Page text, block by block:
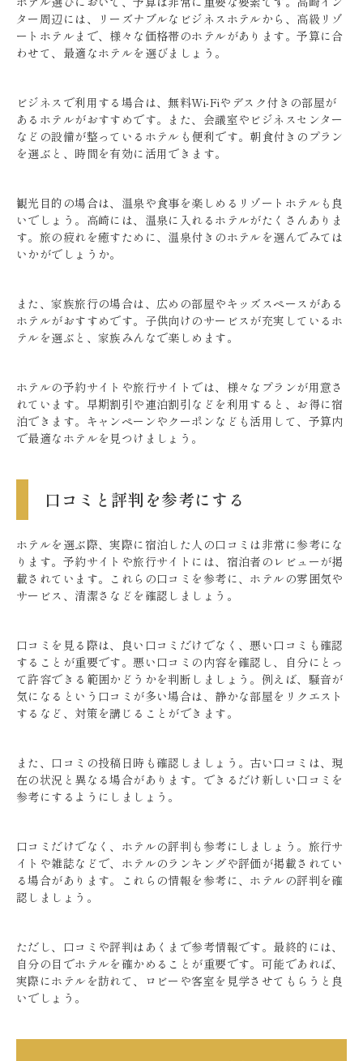
ター周辺には、リーズナブルなビジネスホテルから、高級リゾ
ートホテルまで、様々な価格帯のホテルがあります。予算に合
わせて、最適なホテルを選びましょう。
ビジネスで利用する場合は、無料Wi-Fiやデスク付きの部屋が
あるホテルがおすすめです。また、会議室やビジネスセンター
などの設備が整っているホテルも便利です。朝食付きのプラン
を選ぶと、時間を有効に活用できます。
観光目的の場合は、温泉や食事を楽しめるリゾートホテルも良
いでしょう。高崎には、温泉に入れるホテルがたくさんありま
す。旅の疲れを癒すために、温泉付きのホテルを選んでみては
いかがでしょうか。
また、家族旅行の場合は、広めの部屋やキッズスペースがある
ホテルがおすすめです。子供向けのサービスが充実しているホ
テルを選ぶと、家族みんなで楽しめます。
ホテルの予約サイトや旅行サイトでは、様々なプランが用意さ
れています。早期割引や連泊割引などを利用すると、お得に宿
泊できます。キャンペーンやクーポンなども活用して、予算内
で最適なホテルを見つけましょう。
口コミと評判を参考にする
ホテルを選ぶ際、実際に宿泊した人の口コミは非常に参考にな
ります。予約サイトや旅行サイトには、宿泊者のレビューが掲
載されています。これらの口コミを参考に、ホテルの雰囲気や
サービス、清潔さなどを確認しましょう。
口コミを見る際は、良い口コミだけでなく、悪い口コミも確認
することが重要です。悪い口コミの内容を確認し、自分にとっ
て許容できる範囲かどうかを判断しましょう。例えば、騒音が
気になるという口コミが多い場合は、静かな部屋をリクエスト
するなど、対策を講じることができます。
また、口コミの投稿日時も確認しましょう。古い口コミは、現
在の状況と異なる場合があります。できるだけ新しい口コミを
参考にするようにしましょう。
口コミだけでなく、ホテルの評判も参考にしましょう。旅行サ
イトや雑誌などで、ホテルのランキングや評価が掲載されてい
る場合があります。これらの情報を参考に、ホテルの評判を確
認しましょう。
ただし、口コミや評判はあくまで参考情報です。最終的には、
自分の目でホテルを確かめることが重要です。可能であれば、
実際にホテルを訪れて、ロビーや客室を見学させてもらうと良
いでしょう。